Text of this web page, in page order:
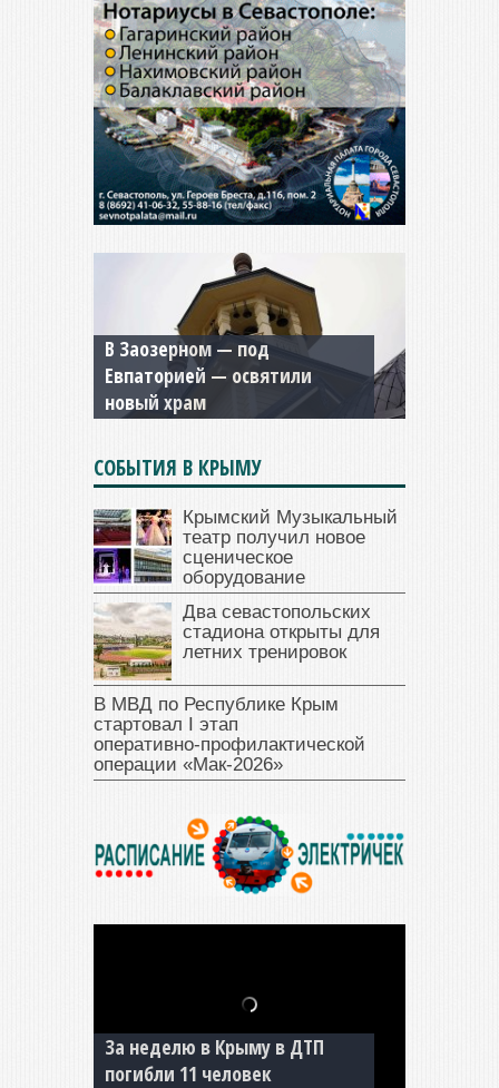
В Заозерном — под
Евпаторией — освятили
новый храм
Мужской монастырь Косьмы
и Дамиана в Крыму вновь
открыт для посещения
СОБЫТИЯ В КРЫМУ
Крымский Музыкальный
театр получил новое
сценическое
оборудование
Два севастопольских
стадиона открыты для
летних тренировок
В МВД по Республике Крым
стартовал I этап
оперативно‑профилактической
операции «Мак‑2026»
За неделю в Крыму в ДТП
погибли 11 человек
В Джанкое водитель ВАЗа
сбил двух детей на «зебре»